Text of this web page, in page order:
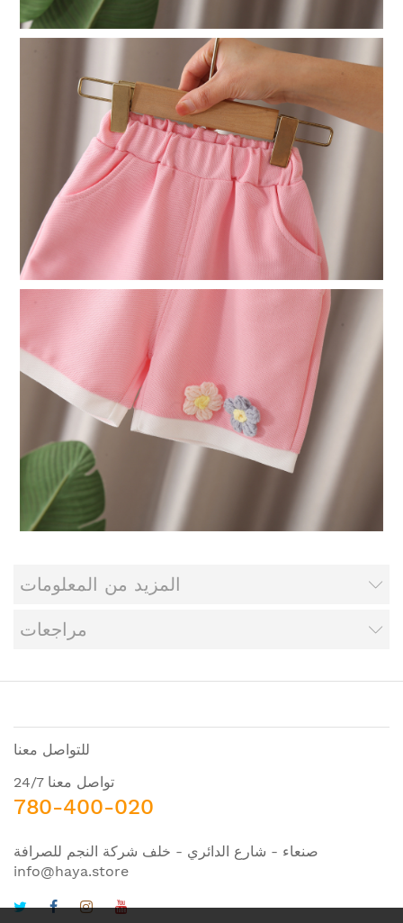
المزيد من المعلومات
مراجعات
للتواصل معنا
تواصل معنا 24/7
780-400-020
صنعاء - شارع الدائري - خلف شركة النجم للصرافة
info@haya.store